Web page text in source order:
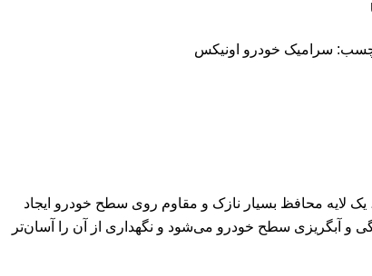
سرامیک خودرو اونیکس
یک لایه محافظ بسیار نازک و مقاوم روی سطح خودرو ایجاد
و آبگریزی سطح خودرو می‌شود و نگهداری از آن را آسان‌تر